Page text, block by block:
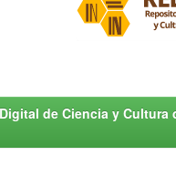
de Ciencia y Cultura